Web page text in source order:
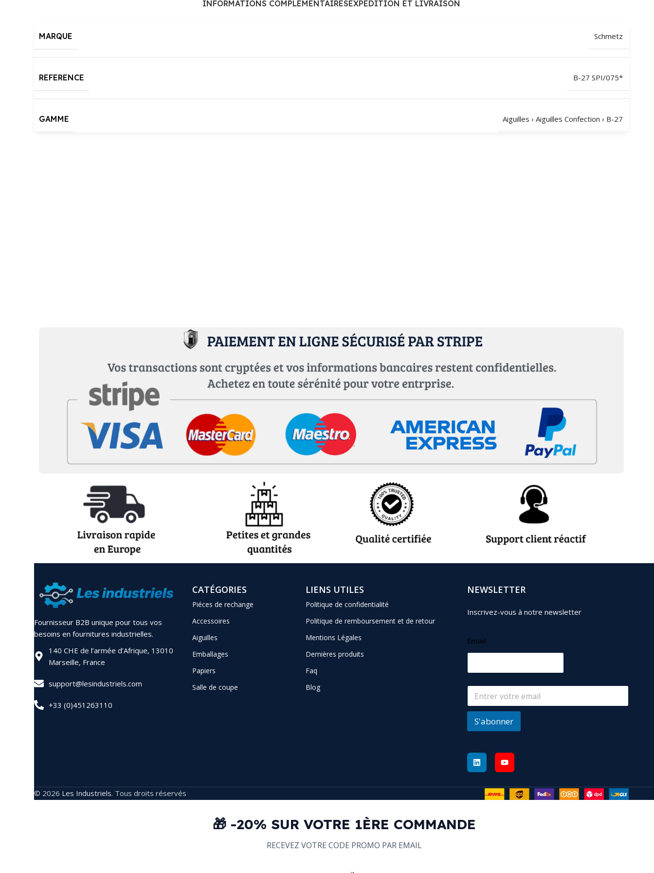
INFORMATIONS COMPLÉMENTAIRESEXPÉDITION ET LIVRAISON
MARQUE Schmetz
REFERENCE B-27 SPI/075*
GAMME Aiguilles › Aiguilles Confection › B-27
Fournisseur B2B unique pour tous vos
besoins en fournitures industrielles.
140 CHE de l’armée d’Afrique, 13010
Marseille, France
support@lesindustriels.com
+33 (0)451263110
CATÉGORIES
Piéces de rechange
Accessoires
Aiguilles
Emballages
Papiers
Salle de coupe
LIENS UTILES
Politique de confidentialité
Politique de remboursement et de retour
Mentions Légales
Dernières produits
Faq
Blog
NEWSLETTER
Inscrivez-vous à notre newsletter
Email
S'abonner
© 2026 Les Industriels. Tous droits réservés
🎁 -20% SUR VOTRE 1ÈRE COMMANDE
RECEVEZ VOTRE CODE PROMO PAR EMAIL